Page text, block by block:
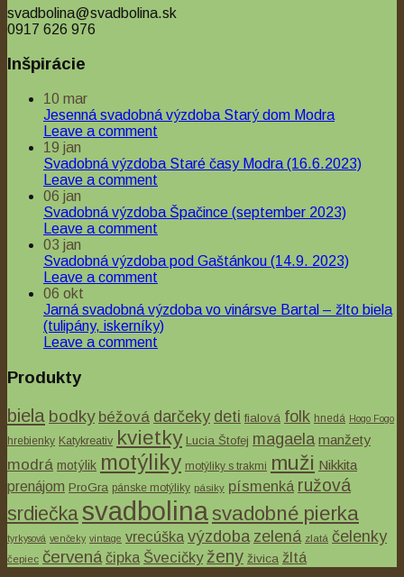
svadbolina@svadbolina.sk
0917 626 976
Inšpirácie
10 mar
Jesenná svadobná výzdoba Starý dom Modra
Leave a comment
19 jan
Svadobná výzdoba Staré časy Modra (16.6.2023)
Leave a comment
06 jan
Svadobná výzdoba Špačince (september 2023)
Leave a comment
03 jan
Svadobná výzdoba pod Gaštánkou (14.9. 2023)
Leave a comment
06 okt
Jarná svadobná výzdoba vo vinársve Bartal – žlto biela
(tulipány, iskerníky)
Leave a comment
Produkty
biela bodky béžová darčeky deti fialová folk hnedá Hogo Fogo
hrebienky Katykreativ kvietky Lucia Štofej magaela manžety
modrá motýlik motýliky motýliky s trakmi muži Nikkita
prenájom ProGra pánske motýliky pásiky písmenká ružová
srdiečkasvadbolinasvadobné pierka
tyrkysová venčeky vintage vrecúška výzdoba zelená zlatá čelenky
čepiec červená čipka Švecičky ženy živica žltá